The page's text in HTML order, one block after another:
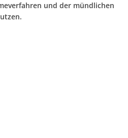
und der mündlichen